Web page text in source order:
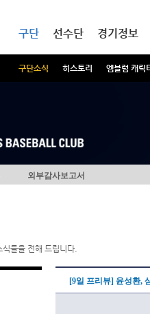
구단
구단소식 히스토리 엠블럼 캐릭
선수단 경기정보
외부감사보고서
들을 전해 드립니다.
[9일 프리뷰] 윤성환,